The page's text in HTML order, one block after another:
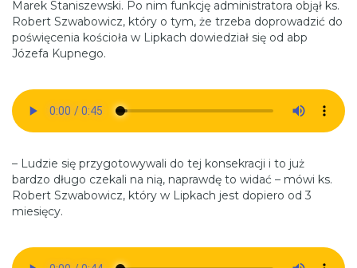
Marek Staniszewski. Po nim funkcję administratora objął ks.
Robert Szwabowicz, który o tym, że trzeba doprowadzić do
poświęcenia kościoła w Lipkach dowiedział się od abp
Józefa Kupnego.
– Ludzie się przygotowywali do tej konsekracji i to już
bardzo długo czekali na nią, naprawdę to widać – mówi ks.
Robert Szwabowicz, który w Lipkach jest dopiero od 3
miesięcy.